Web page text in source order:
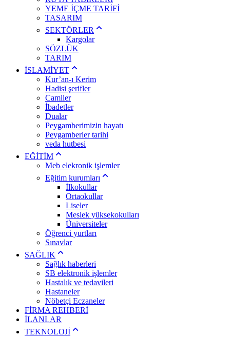
YEME İÇME TARİFİ
TASARIM
SEKTÖRLER
Kargolar
SÖZLÜK
TARIM
İSLAMİYET
Kur’an-ı Kerim
Hadisi şerifler
Camiler
İbadetler
Dualar
Peygamberimizin hayatı
Peygamberler tarihi
veda hutbesi
EĞİTİM
Meb elekronik işlemler
Eğitim kurumları
İlkokullar
Ortaokullar
Liseler
Meslek yüksekokulları
Üniversiteler
Öğrenci yurtları
Sınavlar
SAĞLIK
Sağlık haberleri
SB elektronik işlemler
Hastalık ve tedavileri
Hastaneler
Nöbetçi Eczaneler
FİRMA REHBERİ
İLANLAR
TEKNOLOJİ